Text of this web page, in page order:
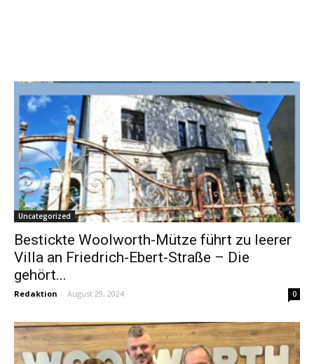
Uncategorized
Bestickte Woolworth-Mütze führt zu leerer
Villa an Friedrich-Ebert-Straße – Die
gehört...
Redaktion - August 29, 2024 0